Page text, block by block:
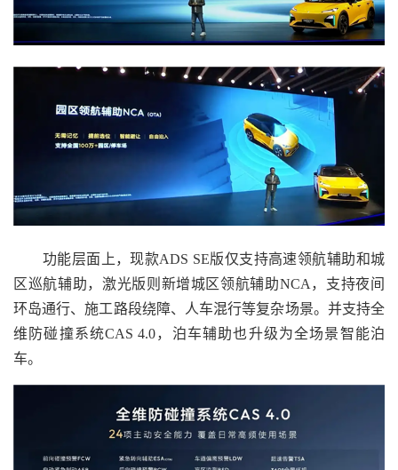
功能层面上，现款ADS SE版仅支持高速领航辅助和城
区巡航辅助，激光版则新增城区领航辅助NCA，支持夜间
环岛通行、施工路段绕障、人车混行等复杂场景。并支持全
维防碰撞系统CAS 4.0，泊车辅助也升级为全场景智能泊
车。